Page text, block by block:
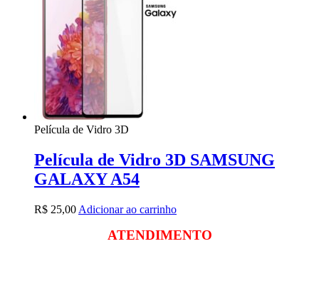
Película de Vidro 3D
Película de Vidro 3D SAMSUNG
GALAXY A54
R$ 25,00 Adicionar ao carrinho
ATENDIMENTO